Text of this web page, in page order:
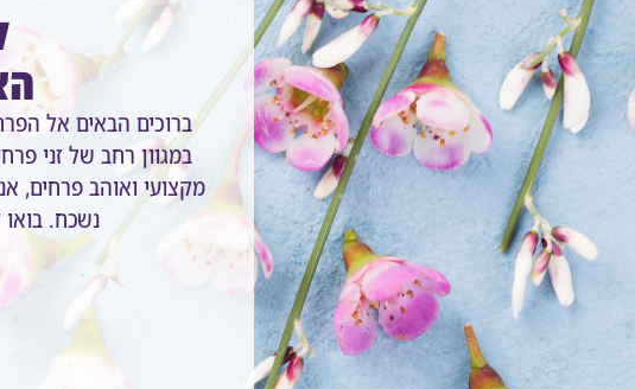
ברוכים הבאים אל
במגוון רחב של זני
מקצועי ואוהב פרחים,
נשכח.